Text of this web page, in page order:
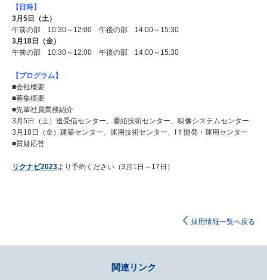
【日時】
3月5日（土）
午前の部 10:30～12:00 午後の部 14:00～15:30
3月18日（金）
午前の部 10:30～12:00 午後の部 14:00～15:30
【プログラム】
■会社概要
■募集概要
■先輩社員業務紹介
3月5日（土）送受信センター、番組技術センター、映像システムセンター
3月18日（金）建築センター、運用技術センター、IＴ開発・運用センター
■質疑応答
リクナビ2023より予約ください（3月1日～17日）
採用情報一覧へ戻る
関連リンク